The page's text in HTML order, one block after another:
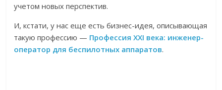
учетом новых перспектив.
И, кстати, у нас еще есть бизнес-идея, описывающая
такую профессию — Профессия XXI века: инженер-
оператор для беспилотных аппаратов.